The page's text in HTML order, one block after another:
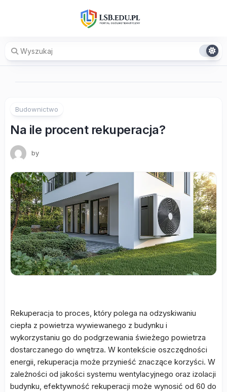
Budownictwo
Na ile procent rekuperacja?
by
Rekuperacja to proces, który polega na odzyskiwaniu
ciepła z powietrza wywiewanego z budynku i
wykorzystaniu go do podgrzewania świeżego powietrza
dostarczanego do wnętrza. W kontekście oszczędności
energii, rekuperacja może przynieść znaczące korzyści. W
zależności od jakości systemu wentylacyjnego oraz izolacji
budynku, efektywność rekuperacji może wynosić od 60 do